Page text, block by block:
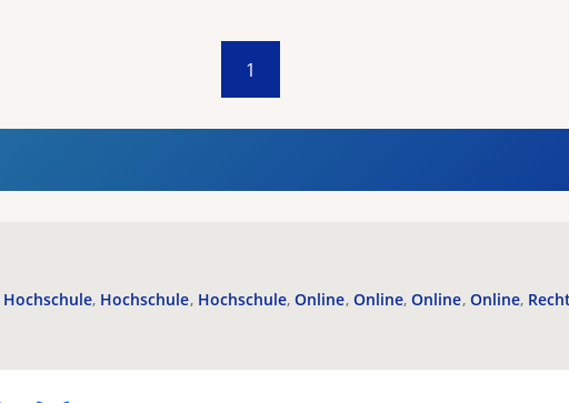
1
Hochschule Hochschule Hochschule Online Online Online Online